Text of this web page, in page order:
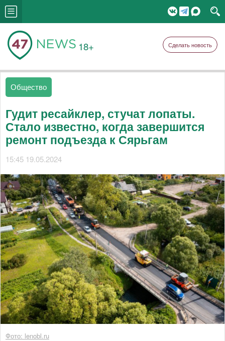
18+ Сделать новость
Общество
Гудит ресайклер, стучат лопаты.
Стало известно, когда завершится
ремонт подъезда к Сярьгам
15:45 19.05.2024
Фото: lenobl.ru